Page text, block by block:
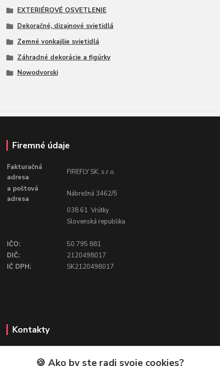
EXTERIÉROVÉ OSVETLENIE
Dekoračné, dizajnové svietidlá
Zemné vonkajšie svietidlá
Záhradné dekorácie a figúrky
Nowodvorski
Firemné údaje
Fakturačná
adresa
FIREFLY SK, s.r.o.
a poštová
adresa
Nábrežná 3462/5
038 61 Vrútky
Slovenská republika
IČO:
50 795 881
DIČ:
2120498017
IČ DPH:
SK2120498017
Kontakty
🍪 Ako by ste radi svoje cookies?